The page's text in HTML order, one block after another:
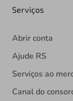
Serviços
Abrir conta
Ajude RS
Serviços ao
Canal do